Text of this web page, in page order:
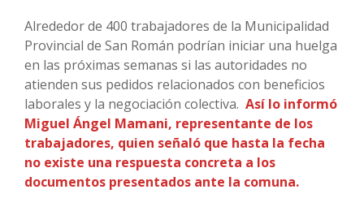
Alrededor de 400 trabajadores de la Municipalidad
Provincial de San Román podrían iniciar una huelga
en las próximas semanas si las autoridades no
atienden sus pedidos relacionados con beneficios
laborales y la negociación colectiva. Así lo informó
Miguel Ángel Mamani, representante de los
trabajadores, quien señaló que hasta la fecha
no existe una respuesta concreta a los
documentos presentados ante la comuna.